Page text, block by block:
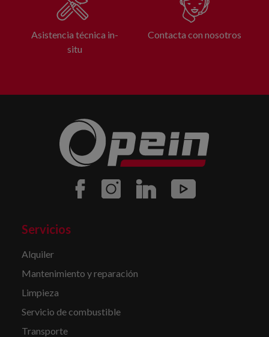
Asistencia técnica in-
situ
Contacta con nosotros
Servicios
Alquiler
Mantenimiento y reparación
Limpieza
Servicio de combustible
Transporte